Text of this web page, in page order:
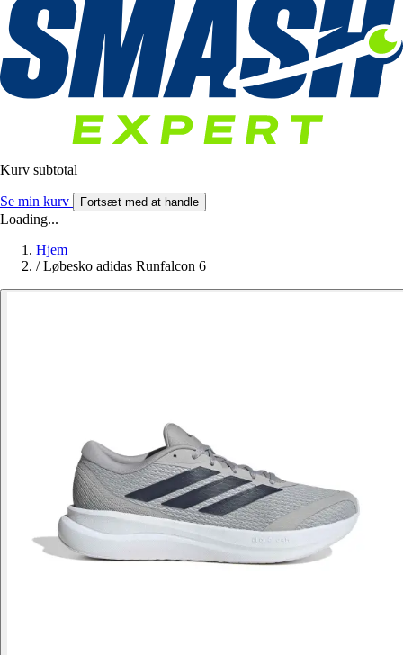
Kurv subtotal
Se min kurv Fortsæt med at handle
Loading...
Hjem
/ Løbesko adidas Runfalcon 6